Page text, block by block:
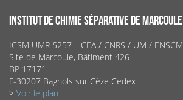
INSTITUT DE CHIMIE SÉPARATIVE DE MARCOULE
ICSM UMR 5257 – CEA / CNRS / UM / ENSCM
Site de Marcoule, Bâtiment 426
BP 17171
F-30207 Bagnols sur Cèze Cedex
> Voir le plan